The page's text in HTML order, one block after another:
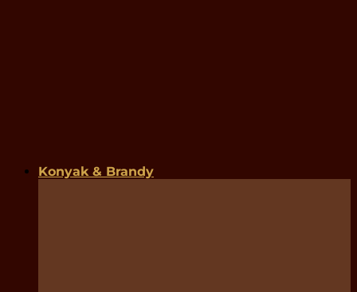
Konyak & Brandy